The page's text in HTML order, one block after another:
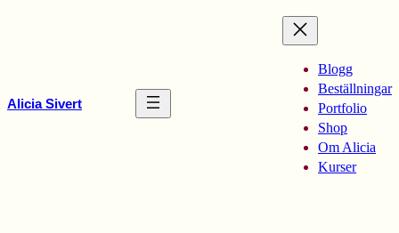
Alicia Sivert
Blogg
Beställningar
Portfolio
Shop
Om Alicia
Kurser